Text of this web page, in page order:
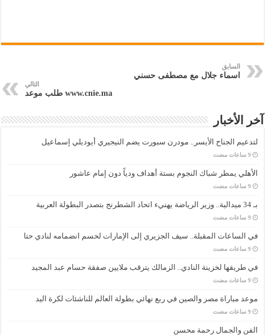
السابق
اسماء جلال مع مصطفى حسني
التالي
www.cnie.ma طلب موعد
آخر الأخبار
لتدعيم الجناح الأيسر.. مودرن سبورت يضم النيجيري أيوديلي إسماعيل
‏9 ساعات مضت
الأهلي يمطر شباك النجوم بستة أهداف ودياً دون إمام عاشور
‏9 ساعات مضت
بـ 34 ميدالية.. وزير الرياضة يهنيء اتحاد الشطرنج بتصدر البطولة العربية
‏9 ساعات مضت
في الساعات المقبلة.. سيف الجزيري إلى الإمارات لحسم انضمامه لنادي حتا
‏9 ساعات مضت
في طريقها لخزينة النادي.. الزمالك يترقب ملايين صفقة حسام عبد المجيد
‏9 ساعات مضت
موعد مباراة مصر والصين في ربع نهائي بطولة العالم للناشئات لكرة اليد
‏9 ساعات مضت
الفن والجمال رحمة محسن